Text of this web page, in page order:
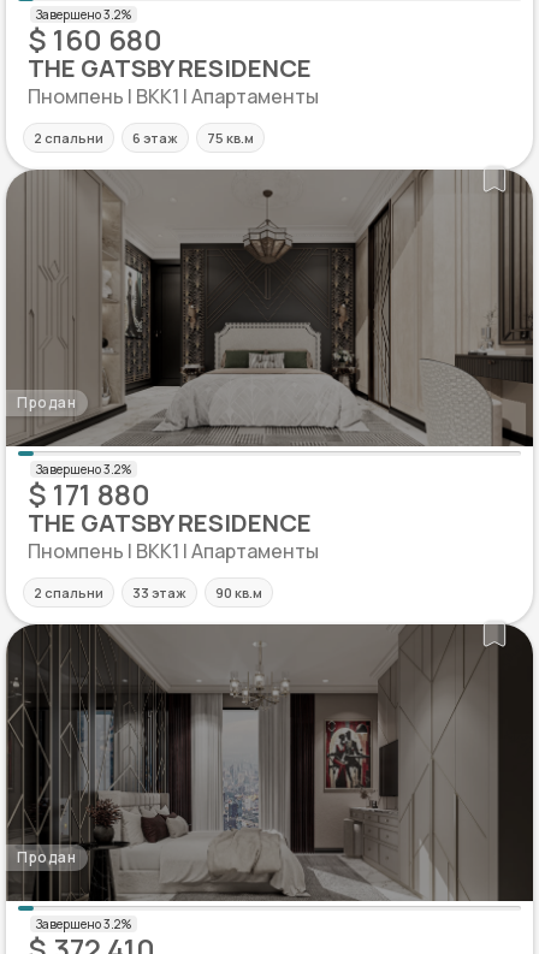
$ 160 680
THE GATSBY RESIDENCE
Пномпень | BKK1 | Апартаменты
2 спальни 6 этаж 75 кв.м
Продан
$ 171 880
THE GATSBY RESIDENCE
Пномпень | BKK1 | Апартаменты
2 спальни 33 этаж 90 кв.м
Продан